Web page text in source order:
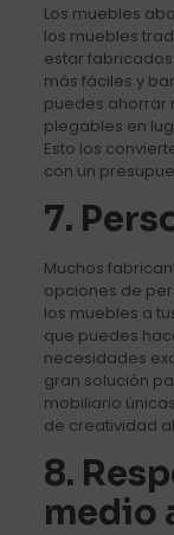
Los muebles
los muebles
estar
más fáciles y
puedes ahorrar
plegables en
Esto los
con un
7.
Muchos
opciones de
los muebles a
que puedes
necesidades
gran solución
mobiliario
de creatividad
8.
medio